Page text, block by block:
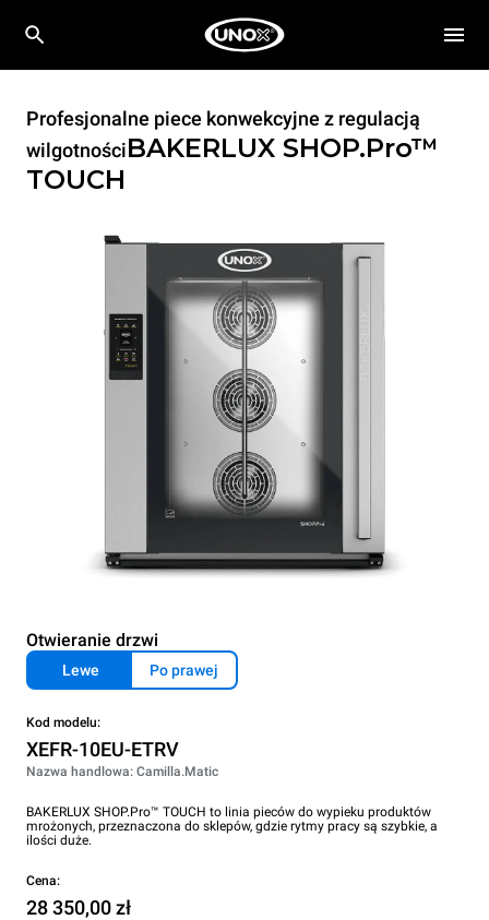
Profesjonalne piece konwekcyjne z regulacją
wilgotnościBAKERLUX SHOP.Pro™
TOUCH
Otwieranie drzwi
Lewe Po prawej
Kod modelu:
XEFR-10EU-ETRV
Nazwa handlowa: Camilla.Matic
BAKERLUX SHOP.Pro™ TOUCH to linia pieców do wypieku produktów
mrożonych, przeznaczona do sklepów, gdzie rytmy pracy są szybkie, a
ilości duże.
Cena:
28 350,00 zł